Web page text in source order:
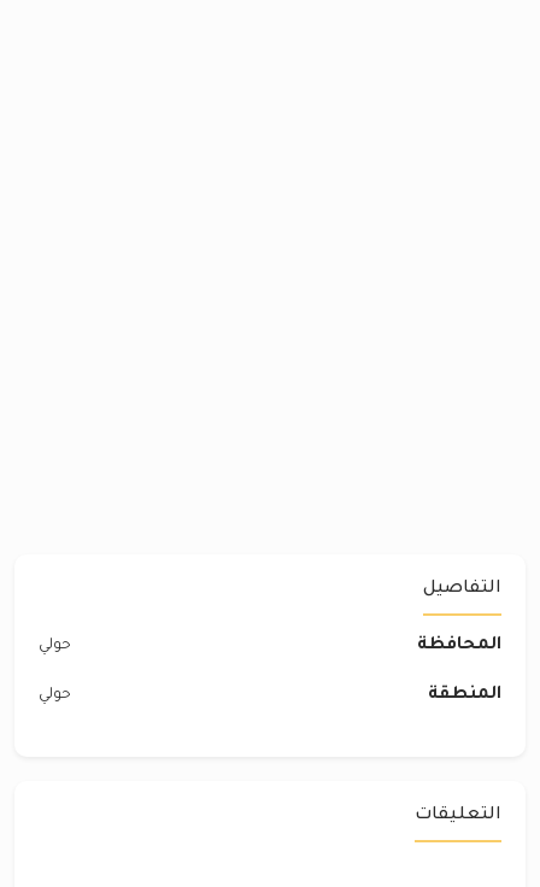
التفاصيل
المحافظة حولي
المنطقة حولي
التعليقات